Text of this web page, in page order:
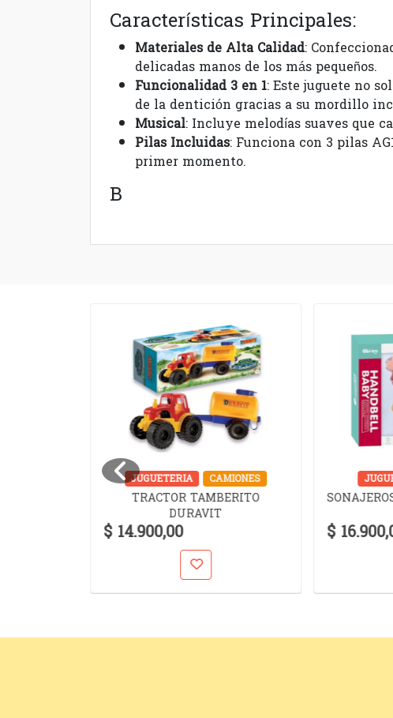
Características Principales:
Materiales de Alta Calidad:
delicadas manos de los más pequeños.
Funcionalidad 3 en 1: Este juguete no
de la dentición gracias a su mordillo
Musical: Incluye melodías suaves que
Pilas Incluidas: Funciona con 3 pilas
primer momento.
B
JUGUETERIA CAMIONES
TRACTOR TAMBERITO
DURAVIT
$ 14.900,00 $